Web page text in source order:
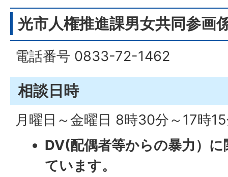
光市人権推進課男女共同参画
電話番号 0833-72-1462
相談日時
月曜日～金曜日 8時30分～17時
DV(配偶者等からの暴力）
ています。